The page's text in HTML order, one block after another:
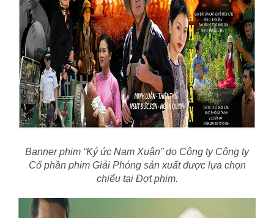
Banner phim “Ký ức Nam Xuân” do Công ty Công ty
Cổ phần phim Giải Phóng sản xuất được lựa chọn
chiếu tại Đợt phim.